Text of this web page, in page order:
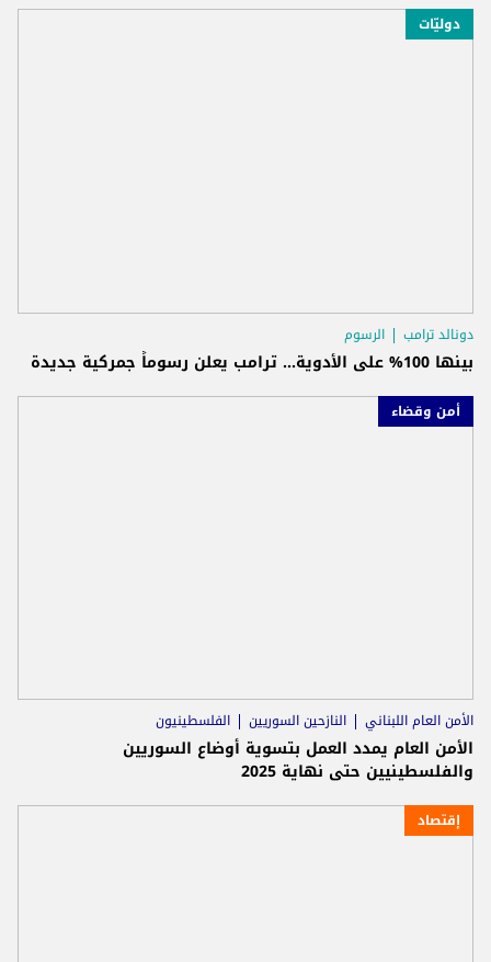
دوليّات
دونالد ترامب الرسوم
بينها 100% على الأدوية... ترامب يعلن رسوماً جمركية جديدة
أمن وقضاء
الأمن العام اللبناني النازحين السوريين الفلسطينيون
الأمن العام يمدد العمل بتسوية أوضاع السوريين
والفلسطينيين حتى نهاية 2025
إقتصاد